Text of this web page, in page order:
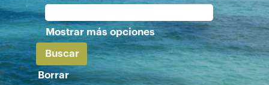
Mostrar más opciones
Borrar